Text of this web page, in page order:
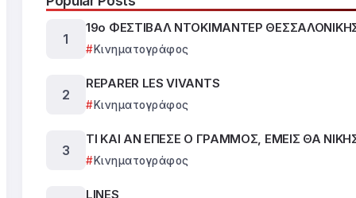
19ο ΦΕΣΤΙΒΑΛ ΝΤΟΚΙΜΑΝΤΕΡ
Κινηματογράφος
REPARER LES VIVANTS
Κινηματογράφος
ΤΙ ΚΑΙ ΑΝ ΕΠΕΣΕ Ο ΓΡΑΜΜΟΣ, ΕΜΕΙΣ ΘΑ
Κινηματογράφος
LINES